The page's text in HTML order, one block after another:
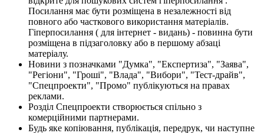
Посилання має бути розміщена в незалежності від
повного або часткового використання матеріалів.
Гіперпосилання ( для інтернет - видань) - повинна бути
розміщена в підзаголовку або в першому абзаці
матеріалу.
Новини з позначками "Думка", "Експертиза", "Заява",
"Регіони", "Гроші", "Влада", "Вибори", "Тест-драйв",
"Спецпроекти", "Промо" публікуються на правах
реклами.
Розділ Спецпроекти створюється спільно з
комерційними партнерами.
Будь яке копіювання, публікація, передрук, чи наступне